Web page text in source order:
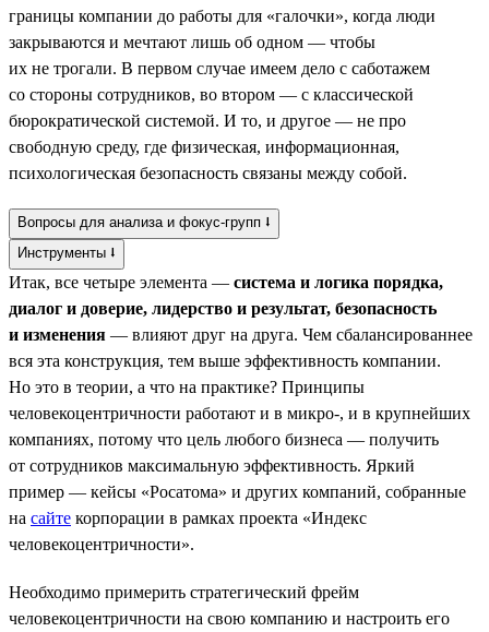
границы компании до работы для «галочки», когда люди
закрываются и мечтают лишь об одном — чтобы
их не трогали. В первом случае имеем дело с саботажем
со стороны сотрудников, во втором — с классической
бюрократической системой. И то, и другое — не про
свободную среду, где физическая, информационная,
психологическая безопасность связаны между собой.
Вопросы для анализа и фокус-групп ⭣
Инструменты ⭣
Итак, все четыре элемента — система и логика порядка,
диалог и доверие, лидерство и результат, безопасность
и изменения — влияют друг на друга. Чем сбалансированнее
вся эта конструкция, тем выше эффективность компании.
Но это в теории, а что на практике? Принципы
человекоцентричности работают и в микро-, и в крупнейших
компаниях, потому что цель любого бизнеса — получить
от сотрудников максимальную эффективность. Яркий
пример — кейсы «Росатома» и других компаний, собранные
на сайте корпорации в рамках проекта «Индекс
человекоцентричности».
Необходимо примерить стратегический фрейм
человекоцентричности на свою компанию и настроить его